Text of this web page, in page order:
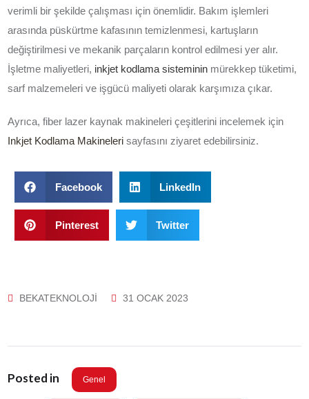
verimli bir şekilde çalışması için önemlidir. Bakım işlemleri
arasında püskürtme kafasının temizlenmesi, kartuşların
değiştirilmesi ve mekanik parçaların kontrol edilmesi yer alır.
İşletme maliyetleri, inkjet kodlama sisteminin mürekkep tüketimi,
sarf malzemeleri ve işgücü maliyeti olarak karşımıza çıkar.
Ayrıca, fiber lazer kaynak makineleri çeşitlerini incelemek için
Inkjet Kodlama Makinelerisayfasını ziyaret edebilirsiniz.
Facebook LinkedIn
Pinterest Twitter
BEKATEKNOLOJI 31 OCAK 2023
Posted in Genel